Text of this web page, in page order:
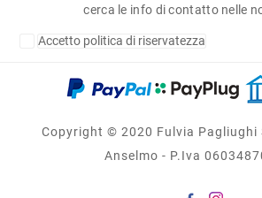
cerca le info di contatto nelle
Accetto politica di riservatezza
Copyright © 2020 Fulvia Pagliughi
Anselmo - P.Iva